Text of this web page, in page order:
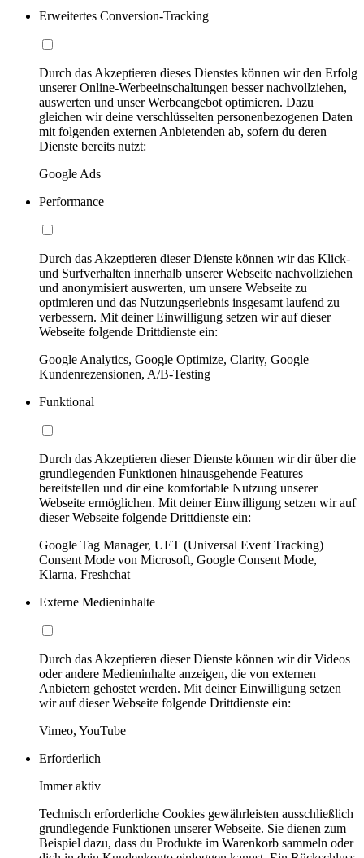
Erweitertes Conversion-Tracking
Durch das Akzeptieren dieses Dienstes können wir den Erfolg
unserer Online-Werbeeinschaltungen besser nachvollziehen,
auswerten und unser Werbeangebot optimieren. Dazu
gleichen wir deine verschlüsselten personenbezogenen Daten
mit folgenden externen Anbietenden ab, sofern du deren
Dienste bereits nutzt:
Google Ads
Performance
Durch das Akzeptieren dieser Dienste können wir das Klick-
und Surfverhalten innerhalb unserer Webseite nachvollziehen
und anonymisiert auswerten, um unsere Webseite zu
optimieren und das Nutzungserlebnis insgesamt laufend zu
verbessern. Mit deiner Einwilligung setzen wir auf dieser
Webseite folgende Drittdienste ein:
Google Analytics, Google Optimize, Clarity, Google
Kundenrezensionen, A/B-Testing
Funktional
Durch das Akzeptieren dieser Dienste können wir dir über die
grundlegenden Funktionen hinausgehende Features
bereitstellen und dir eine komfortable Nutzung unserer
Webseite ermöglichen. Mit deiner Einwilligung setzen wir auf
dieser Webseite folgende Drittdienste ein:
Google Tag Manager, UET (Universal Event Tracking)
Consent Mode von Microsoft, Google Consent Mode,
Klarna, Freshchat
Externe Medieninhalte
Durch das Akzeptieren dieser Dienste können wir dir Videos
oder andere Medieninhalte anzeigen, die von externen
Anbietern gehostet werden. Mit deiner Einwilligung setzen
wir auf dieser Webseite folgende Drittdienste ein:
Vimeo, YouTube
Erforderlich
Immer aktiv
Technisch erforderliche Cookies gewährleisten ausschließlich
grundlegende Funktionen unserer Webseite. Sie dienen zum
Beispiel dazu, dass du Produkte im Warenkorb sammeln oder